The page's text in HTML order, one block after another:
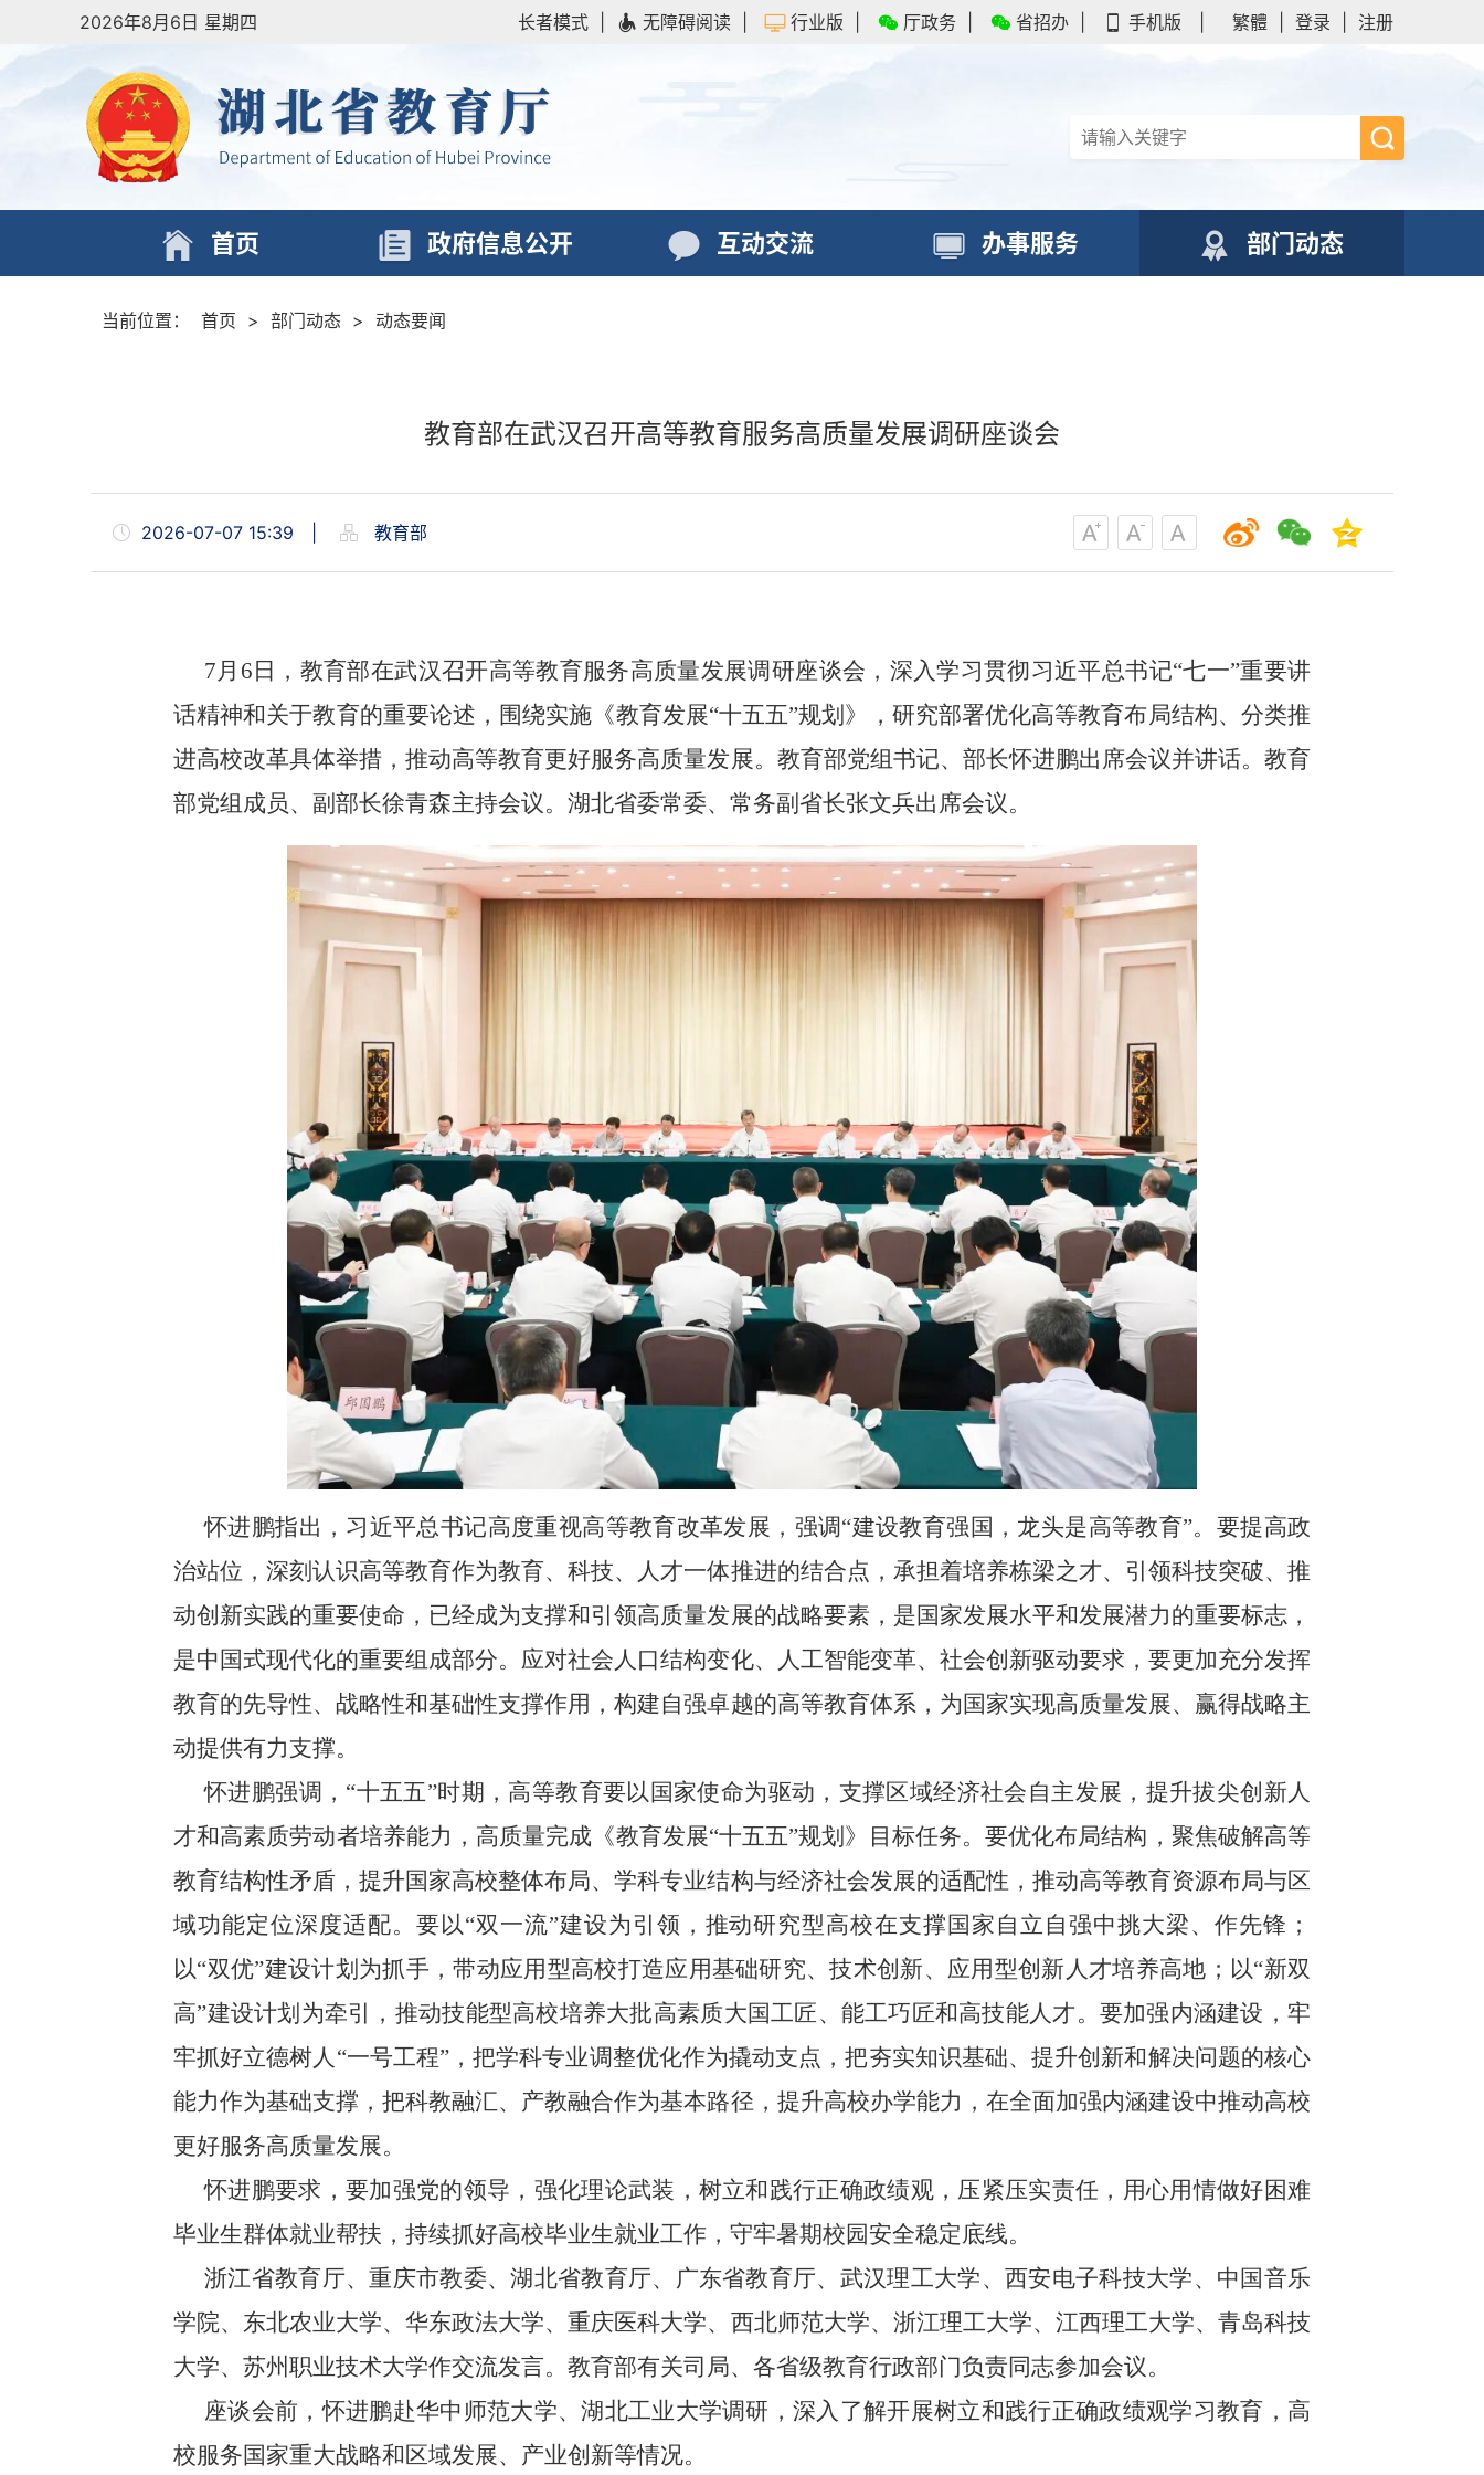
2026年8月6日 星期四 长者模式 无障碍阅读 行业版 厅政务 省招办 手机版 繁體 登录 注册
首页 政府信息公开 互动交流 办事服务 部门动态
当前位置： 首页 > 部门动态 > 动态要闻
教育部在武汉召开高等教育服务高质量发展调研座谈会
2026-07-07 15:39 教育部
7月6日，教育部在武汉召开高等教育服务高质量发展调研座谈会，深入学习贯彻习近平总书记“七一”重要讲
话精神和关于教育的重要论述，围绕实施《教育发展“十五五”规划》，研究部署优化高等教育布局结构、分类推
进高校改革具体举措，推动高等教育更好服务高质量发展。教育部党组书记、部长怀进鹏出席会议并讲话。教育
部党组成员、副部长徐青森主持会议。湖北省委常委、常务副省长张文兵出席会议。
怀进鹏指出，习近平总书记高度重视高等教育改革发展，强调“建设教育强国，龙头是高等教育”。要提高政
治站位，深刻认识高等教育作为教育、科技、人才一体推进的结合点，承担着培养栋梁之才、引领科技突破、推
动创新实践的重要使命，已经成为支撑和引领高质量发展的战略要素，是国家发展水平和发展潜力的重要标志，
是中国式现代化的重要组成部分。应对社会人口结构变化、人工智能变革、社会创新驱动要求，要更加充分发挥
教育的先导性、战略性和基础性支撑作用，构建自强卓越的高等教育体系，为国家实现高质量发展、赢得战略主
动提供有力支撑。
怀进鹏强调，“十五五”时期，高等教育要以国家使命为驱动，支撑区域经济社会自主发展，提升拔尖创新人
才和高素质劳动者培养能力，高质量完成《教育发展“十五五”规划》目标任务。要优化布局结构，聚焦破解高等
教育结构性矛盾，提升国家高校整体布局、学科专业结构与经济社会发展的适配性，推动高等教育资源布局与区
域功能定位深度适配。要以“双一流”建设为引领，推动研究型高校在支撑国家自立自强中挑大梁、作先锋；
以“双优”建设计划为抓手，带动应用型高校打造应用基础研究、技术创新、应用型创新人才培养高地；以“新双
高”建设计划为牵引，推动技能型高校培养大批高素质大国工匠、能工巧匠和高技能人才。要加强内涵建设，牢
牢抓好立德树人“一号工程”，把学科专业调整优化作为撬动支点，把夯实知识基础、提升创新和解决问题的核心
能力作为基础支撑，把科教融汇、产教融合作为基本路径，提升高校办学能力，在全面加强内涵建设中推动高校
更好服务高质量发展。
怀进鹏要求，要加强党的领导，强化理论武装，树立和践行正确政绩观，压紧压实责任，用心用情做好困难
毕业生群体就业帮扶，持续抓好高校毕业生就业工作，守牢暑期校园安全稳定底线。
浙江省教育厅、重庆市教委、湖北省教育厅、广东省教育厅、武汉理工大学、西安电子科技大学、中国音乐
学院、东北农业大学、华东政法大学、重庆医科大学、西北师范大学、浙江理工大学、江西理工大学、青岛科技
大学、苏州职业技术大学作交流发言。教育部有关司局、各省级教育行政部门负责同志参加会议。
座谈会前，怀进鹏赴华中师范大学、湖北工业大学调研，深入了解开展树立和践行正确政绩观学习教育，高
校服务国家重大战略和区域发展、产业创新等情况。